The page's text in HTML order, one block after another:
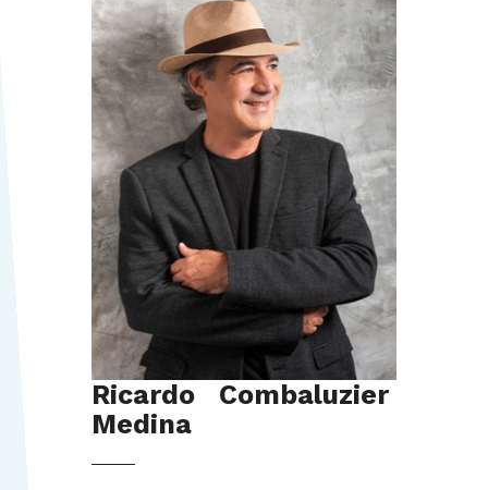
Ricardo Combaluzier
Medina